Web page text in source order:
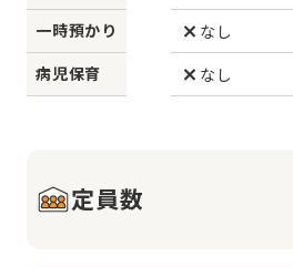
一時預かり
なし
病児保育
なし
定員数